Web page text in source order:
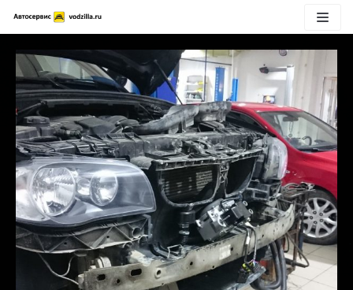
Перейти
к
содержимому